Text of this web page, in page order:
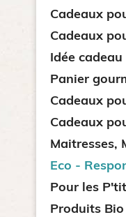
Cadeaux
Cadeaux
Idée cadeau
Panier
Cadeaux
Cadeaux
Maitresses,
Eco -
Pour les
Produits Bio